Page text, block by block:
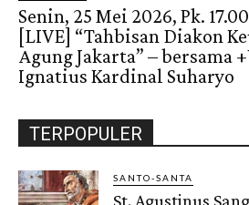
Senin, 25 Mei 2026, Pk.
[LIVE] “Tahbisan Diakon
Agung Jakarta” – bersama
Ignatius Kardinal Suharyo
TERPOPULER
SANTO-SANTA
St. Agustinus Sang